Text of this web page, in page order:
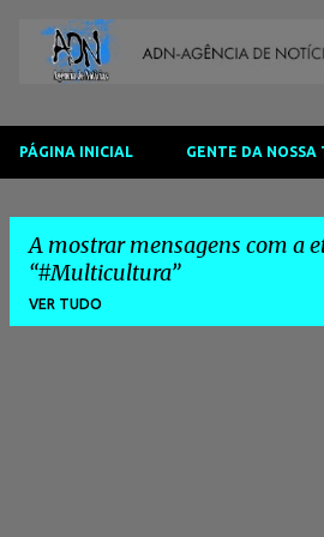
PÁGINA INICIAL GENTE DA NOSSA
A mostrar mensagens com a
#Multicultura
VER TUDO